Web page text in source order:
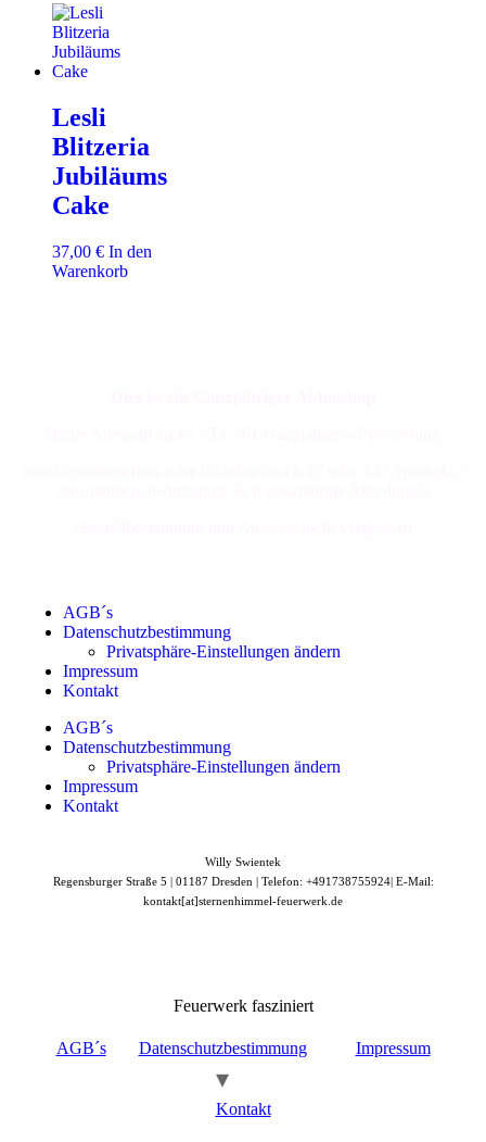
Lesli
Blitzeria
Jubiläums
Cake
37,00 € In den
Warenkorb
AGB´s
Datenschutzbestimmung
Privatsphäre-Einstellungen ändern
Impressum
Kontakt
AGB´s
Datenschutzbestimmung
Privatsphäre-Einstellungen ändern
Impressum
Kontakt
Willy Swientek
Regensburger Straße 5 | 01187 Dresden | Telefon: +491738755924| E-Mail:
kontakt[at]sternenhimmel-feuerwerk.de
Feuerwerk fasziniert
AGB´s Datenschutzbestimmung Impressum
Kontakt